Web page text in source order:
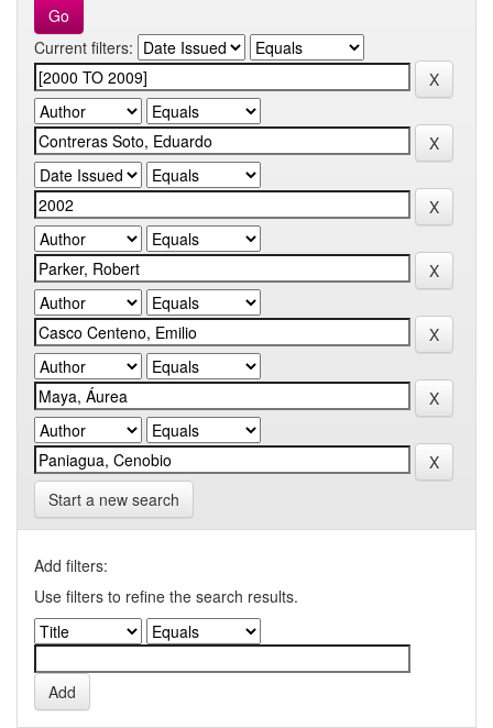
Current filters:
Start a new search
Add filters:
Use filters to refine the search results.